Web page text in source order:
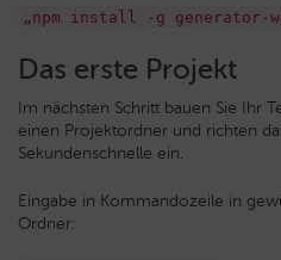
„npm install -g generator-
Das erste Projekt
Im nächsten Schritt bauen Sie Ihr
einen Projektordner und richten
Sekundenschnelle ein.
Eingabe in Kommandozeile in
Ordner: